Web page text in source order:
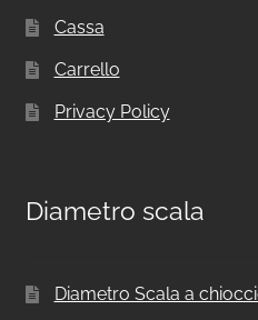
Cassa
Carrello
Privacy Policy
Diametro scala
Diametro Scala a